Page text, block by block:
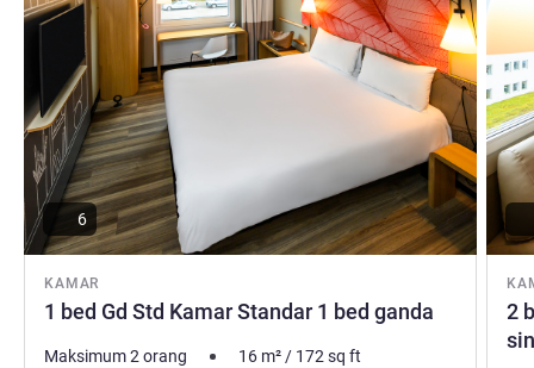
René Poschmann Manajemen Hotel
KAMAR
1 bed Gd Std Kamar Standar 1 bed ganda
6
Maksimum 2 orang 16 m²/ 172sq ft
2